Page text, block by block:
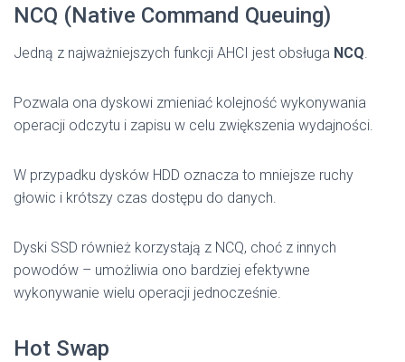
NCQ (Native Command Queuing)
Jedną z najważniejszych funkcji AHCI jest obsługa NCQ.
Pozwala ona dyskowi zmieniać kolejność wykonywania
operacji odczytu i zapisu w celu zwiększenia wydajności.
W przypadku dysków HDD oznacza to mniejsze ruchy
głowic i krótszy czas dostępu do danych.
Dyski SSD również korzystają z NCQ, choć z innych
powodów – umożliwia ono bardziej efektywne
wykonywanie wielu operacji jednocześnie.
Hot Swap